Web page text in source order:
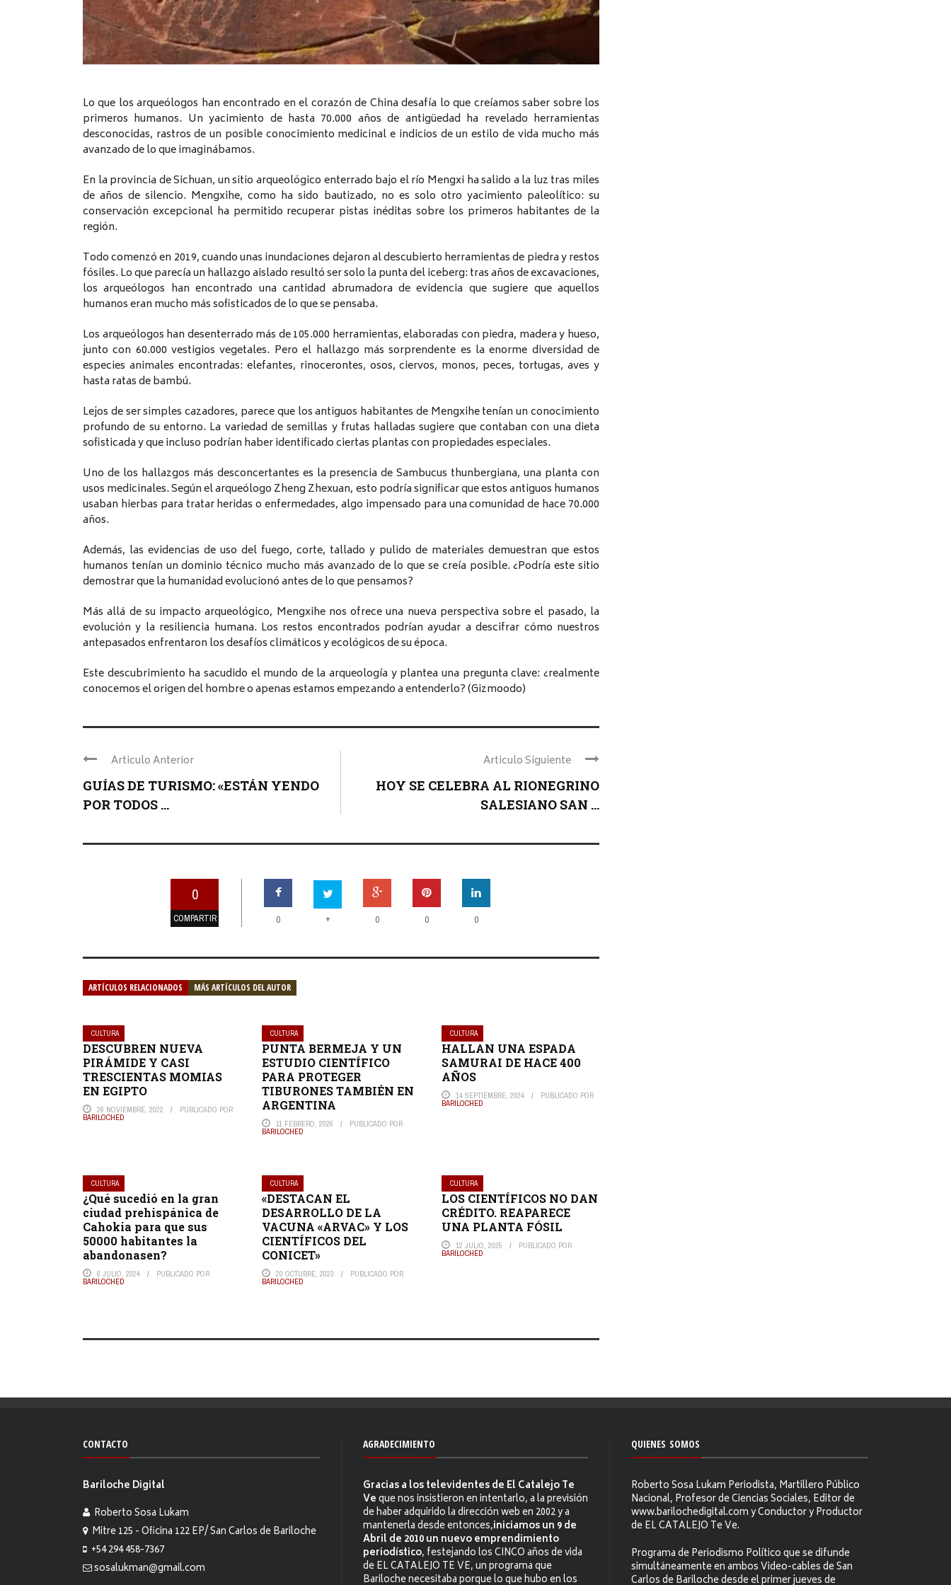
Lo que los arqueólogos han encontrado en el corazón de China desafía lo que creíamos saber sobre los
primeros humanos. Un yacimiento de hasta 70.000 años de antigüedad ha revelado herramientas
desconocidas, rastros de un posible conocimiento medicinal e indicios de un estilo de vida mucho más
avanzado de lo que imaginábamos.
En la provincia de Sichuan, un sitio arqueológico enterrado bajo el río Mengxi ha salido a la luz tras miles
de años de silencio. Mengxihe, como ha sido bautizado, no es solo otro yacimiento paleolítico: su
conservación excepcional ha permitido recuperar pistas inéditas sobre los primeros habitantes de la
región.
Todo comenzó en 2019, cuando unas inundaciones dejaron al descubierto herramientas de piedra y restos
fósiles. Lo que parecía un hallazgo aislado resultó ser solo la punta del iceberg: tras años de excavaciones,
los arqueólogos han encontrado una cantidad abrumadora de evidencia que sugiere que aquellos
humanos eran mucho más sofisticados de lo que se pensaba.
Los arqueólogos han desenterrado más de 105.000 herramientas, elaboradas con piedra, madera y hueso,
junto con 60.000 vestigios vegetales. Pero el hallazgo más sorprendente es la enorme diversidad de
especies animales encontradas: elefantes, rinocerontes, osos, ciervos, monos, peces, tortugas, aves y
hasta ratas de bambú.
Lejos de ser simples cazadores, parece que los antiguos habitantes de Mengxihe tenían un conocimiento
profundo de su entorno. La variedad de semillas y frutas halladas sugiere que contaban con una dieta
sofisticada y que incluso podrían haber identificado ciertas plantas con propiedades especiales.
Uno de los hallazgos más desconcertantes es la presencia de Sambucus thunbergiana, una planta con
usos medicinales. Según el arqueólogo Zheng Zhexuan, esto podría significar que estos antiguos humanos
usaban hierbas para tratar heridas o enfermedades, algo impensado para una comunidad de hace 70.000
años.
Además, las evidencias de uso del fuego, corte, tallado y pulido de materiales demuestran que estos
humanos tenían un dominio técnico mucho más avanzado de lo que se creía posible. ¿Podría este sitio
demostrar que la humanidad evolucionó antes de lo que pensamos?
Más allá de su impacto arqueológico, Mengxihe nos ofrece una nueva perspectiva sobre el pasado, la
evolución y la resiliencia humana. Los restos encontrados podrían ayudar a descifrar cómo nuestros
antepasados enfrentaron los desafíos climáticos y ecológicos de su época.
Este descubrimiento ha sacudido el mundo de la arqueología y plantea una pregunta clave: ¿realmente
conocemos el origen del hombre o apenas estamos empezando a entenderlo? (Gizmoodo)
Articulo Anterior
GUÍAS DE TURISMO: «ESTÁN YENDO
POR TODOS ...
Articulo Siguiente
HOY SE CELEBRA AL RIONEGRINO
SALESIANO SAN ...
0
COMPARTIR 0 + 0 0 0
ARTÍCULOS RELACIONADOS MÁS ARTÍCULOS DEL AUTOR
CULTURA
DESCUBREN NUEVA
PIRÁMIDE Y CASI
TRESCIENTAS MOMIAS
EN EGIPTO
26 NOVIEMBRE, 2022 PUBLICADO POR
BARILOCHED
CULTURA
PUNTA BERMEJA Y UN
ESTUDIO CIENTÍFICO
PARA PROTEGER
TIBURONES TAMBIÉN EN
ARGENTINA
11 FEBRERO, 2026 PUBLICADO POR
BARILOCHED
CULTURA
HALLAN UNA ESPADA
SAMURAI DE HACE 400
AÑOS
14 SEPTIEMBRE, 2024 PUBLICADO POR
BARILOCHED
CULTURA
¿Qué sucedió en la gran
ciudad prehispánica de
Cahokia para que sus
50000 habitantes la
abandonasen?
6 JULIO, 2024 PUBLICADO POR
BARILOCHED
CULTURA
«DESTACAN EL
DESARROLLO DE LA
VACUNA «ARVAC» Y LOS
CIENTÍFICOS DEL
CONICET»
20 OCTUBRE, 2023 PUBLICADO POR
BARILOCHED
CULTURA
LOS CIENTÍFICOS NO DAN
CRÉDITO. REAPARECE
UNA PLANTA FÓSIL
12 JULIO, 2025 PUBLICADO POR
BARILOCHED
CONTACTO
Bariloche Digital
Roberto Sosa Lukam
Mitre 125 - Oficina 122 EP/ San Carlos de Bariloche
+54 294 458-7367
sosalukman@gmail.com
AGRADECIMIENTO
Gracias a los televidentes de El Catalejo Te
Veque nos insistieron en intentarlo, a la previsión
de haber adquirido la dirección web en 2002 y a
mantenerla desde entonces,iniciamos un 9 de
Abril de 2010 un nuevo emprendimiento
periodístico, festejando los CINCO años de vida
de EL CATALEJO TE VE, un programa que
Bariloche necesitaba porque lo que hubo en los
QUIENES SOMOS
Roberto Sosa Lukam Periodista, Martillero Público
Nacional, Profesor de Ciencias Sociales, Editor de
www.barilochedigital.com y Conductor y Productor
de EL CATALEJO Te Ve.
Programa de Periodismo Político que se difunde
simultáneamente en ambos Video-cables de San
Carlos de Bariloche desde el primer jueves de